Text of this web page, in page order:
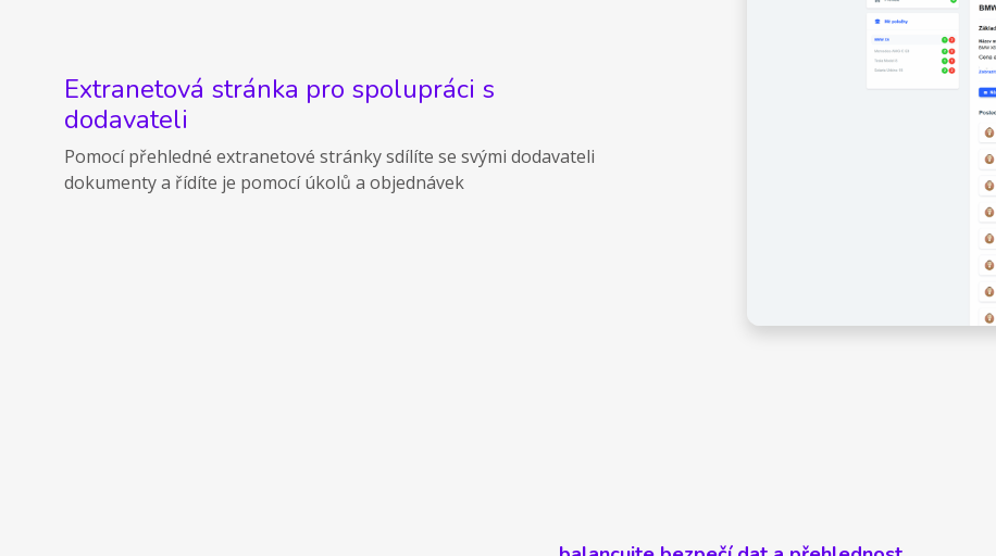
Extranetová stránka pro spolupráci s
dodavateli
Pomocí přehledné extranetové stránky sdílíte se svými dodavateli
dokumenty a řídíte je pomocí úkolů a objednávek